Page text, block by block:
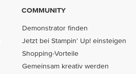
COMMUNITY
Demonstrator finden
Jetzt bei Stampin' Up! einsteigen
Shopping-Vorteile
Gemeinsam kreativ werden